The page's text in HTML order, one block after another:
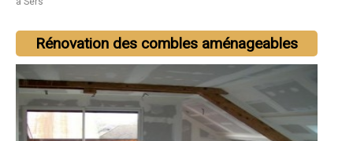
Rénovation des combles aménageables